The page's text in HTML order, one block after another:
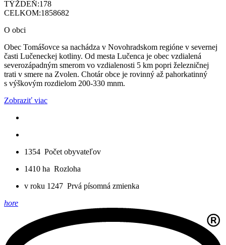
TÝŽDEŇ:178
CELKOM:1858682
O obci
Obec Tomášovce sa nachádza v Novohradskom regióne v severnej
časti Lučeneckej kotliny. Od mesta Lučenca je obec vzdialená
severozápadným smerom vo vzdialenosti 5 km popri železničnej
trati v smere na Zvolen. Chotár obce je rovinný až pahorkatinný
s výškovým rozdielom 200-330 mnm.
Zobraziť viac
1354 Počet obyvateľov
1410 ha Rozloha
v roku 1247 Prvá písomná zmienka
hore